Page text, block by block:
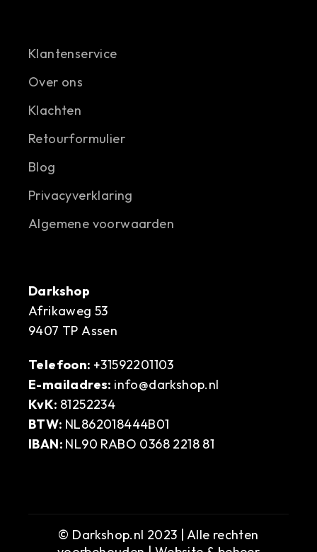
Klantenservice
Over ons
Klachten
Retourformulier
Blog
Privacyverklaring
Algemene voorwaarden
Darkshop
Afrikaweg 53
9407 TP Assen
Telefoon: +31592201103
E-mailadres: info@darkshop.nl
KvK: 81252234
BTW: NL862018444B01
IBAN: NL90 RABO 0368 2218 81
© Darkshop.nl 2023 | Alle rechten